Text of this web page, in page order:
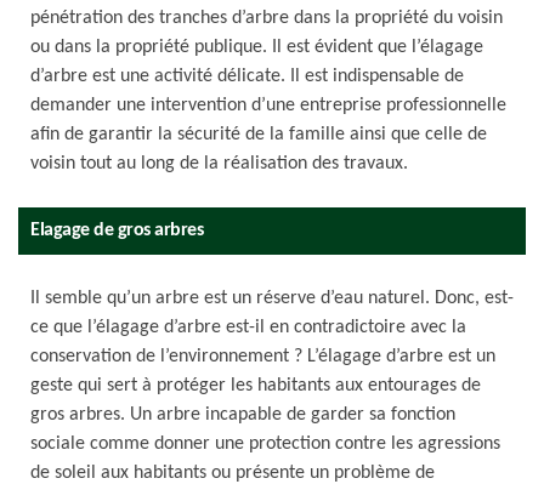
pénétration des tranches d’arbre dans la propriété du voisin
ou dans la propriété publique. Il est évident que l’élagage
d’arbre est une activité délicate. Il est indispensable de
demander une intervention d’une entreprise professionnelle
afin de garantir la sécurité de la famille ainsi que celle de
voisin tout au long de la réalisation des travaux.
Elagage de gros arbres
Il semble qu’un arbre est un réserve d’eau naturel. Donc, est-
ce que l’élagage d’arbre est-il en contradictoire avec la
conservation de l’environnement ? L’élagage d’arbre est un
geste qui sert à protéger les habitants aux entourages de
gros arbres. Un arbre incapable de garder sa fonction
sociale comme donner une protection contre les agressions
de soleil aux habitants ou présente un problème de